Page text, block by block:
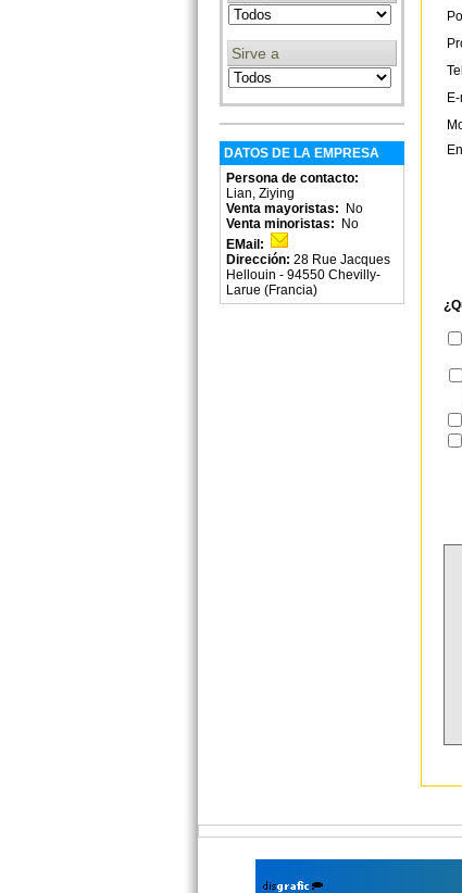
Sirve a
DATOS DE LA EMPRESA
Persona de contacto:
Lian, Ziying
Venta mayoristas:
No
Venta minoristas:
No
EMail:
Dirección: 28 Rue Jacques
Hellouin - 94550 Chevilly-
Larue (Francia)